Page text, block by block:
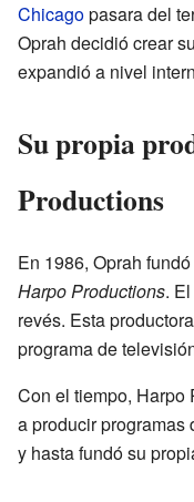
Chicagopasara del
Oprah decidió crear
expandió a nivel
Su propia
Productions
En 1986, Oprah
Harpo Productions.
revés. Esta
programa de
Con el tiempo, Harpo
a producir programas
y hasta fundó su